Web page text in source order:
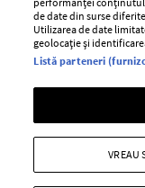
Retete
Pariază
Jocurile
de date din surse
Utilizarea de date
geolocație și
Listă parteneri
VREAU